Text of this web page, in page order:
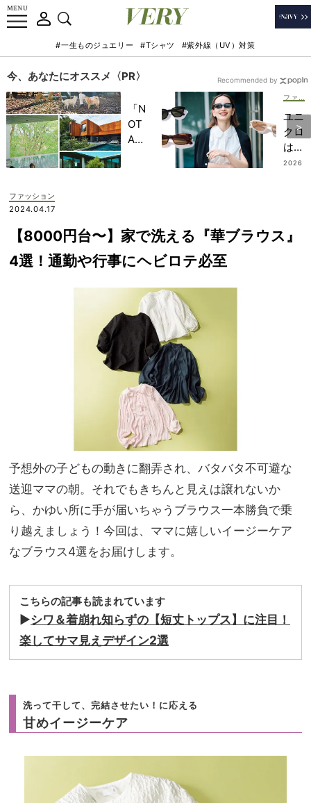
#一生ものジュエリー #Tシャツ #紫外線（UV）対策
今、あなたにオススメ〈PR〉
「N
OT
A
記憶
に一
生残
【極
上の
家族
旅】
ユニ
クロ
は
200
ング
を厳
2026
Recommended by
ファッション
2024.04.17
【8000円台〜】家で洗える『華ブラウス』
4選！通勤や行事にヘビロテ必至
予想外の子どもの動きに翻弄され、バタバタ不可避な
送迎ママの朝。それでもきちんと見えは譲れないか
ら、かゆい所に手が届いちゃうブラウス一本勝負で乗
り越えましょう！今回は、ママに嬉しいイージーケア
なブラウス4選をお届けします。
こちらの記事も読まれています
▶︎シワ＆着崩れ知らずの【短丈トップス】に注目！
楽してサマ見えデザイン2選
洗って干して、完結させたい！に応える
甘めイージーケア